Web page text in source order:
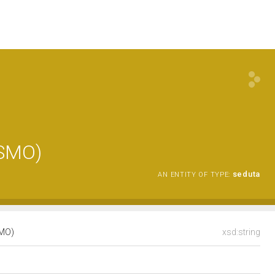
AN ENTITY OF TYPE: seduta
xsd:string